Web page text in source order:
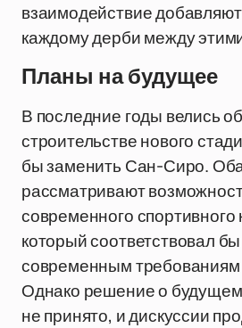
взаимодействие
каждому дерби между
Планы на будущее
В последние годы велись
строительстве нового
бы заменить Сан-Сиро.
рассматривают
современного спортивного
который соответствовал
современным требованиям
Однако решение о
не принято, и дискуссии